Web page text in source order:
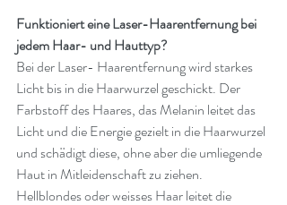
Funktioniert eine Laser-Haarentfernung bei
jedem Haar- und Hauttyp?
Bei der Laser- Haarentfernung wird starkes
Licht bis in die Haarwurzel geschickt. Der
Farbstoff des Haares, das Melanin leitet das
Licht und die Energie gezielt in die Haarwurzel
und schädigt diese, ohne aber die umliegende
Haut in Mitleidenschaft zu ziehen.
Hellblondes oder weisses Haar leitet die